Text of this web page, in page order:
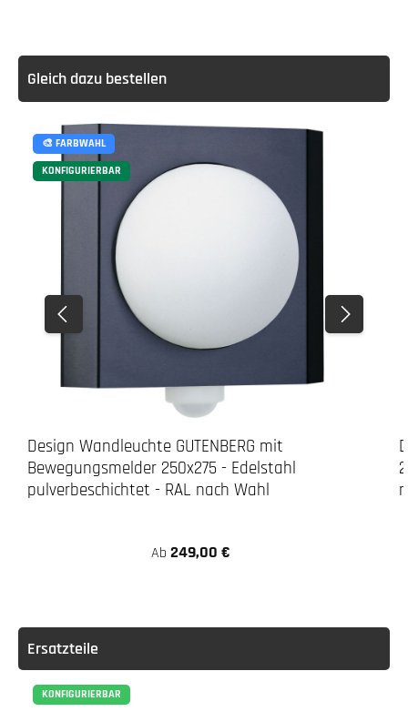
Gleich dazu bestellen
🎨 FARBWAHL
KONFIGURIERBAR
Design Wandleuchte GUTENBERG mit
Bewegungsmelder 250x275 - Edelstahl
pulverbeschichtet - RAL nach Wahl
Ab 249,00 €
Ersatzteile
KONFIGURIERBAR